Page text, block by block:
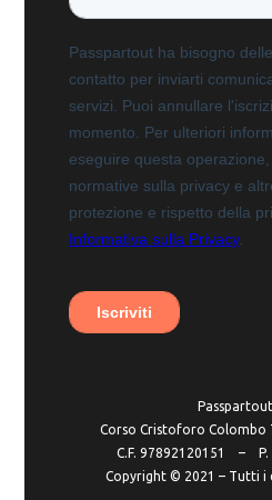
Passpartout
Corso Cristoforo Colombo
C.F. 97892120151 – P.
Copyright ©️ 2021 – Tutti